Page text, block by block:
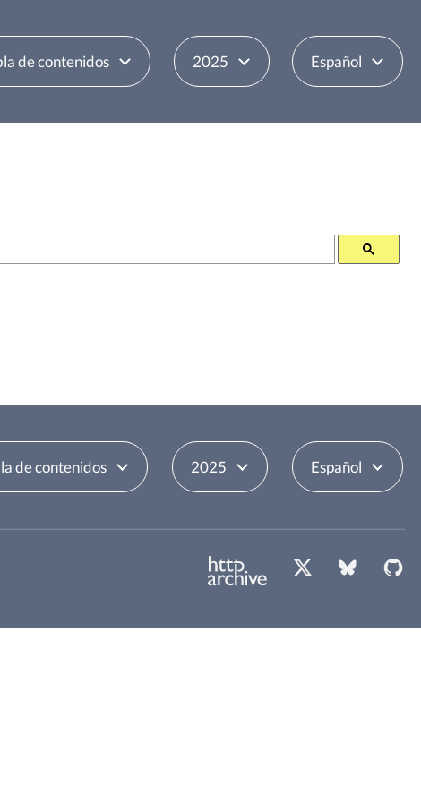
de contenidos 2025 Español
de contenidos 2025 Español